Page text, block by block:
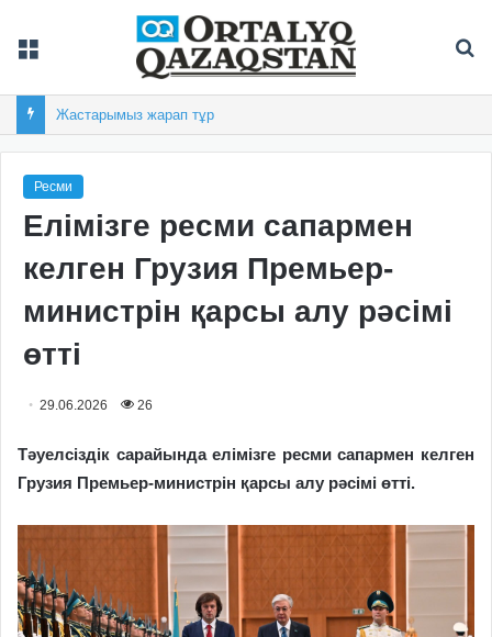
Жастарымыз жарап тұр
Ресми
Елімізге ресми сапармен
келген Грузия Премьер-
министрін қарсы алу рәсімі
өтті
29.06.2026 26
Тәуелсіздік сарайында елімізге ресми сапармен келген
Грузия Премьер-министрін қарсы алу рәсімі өтті.